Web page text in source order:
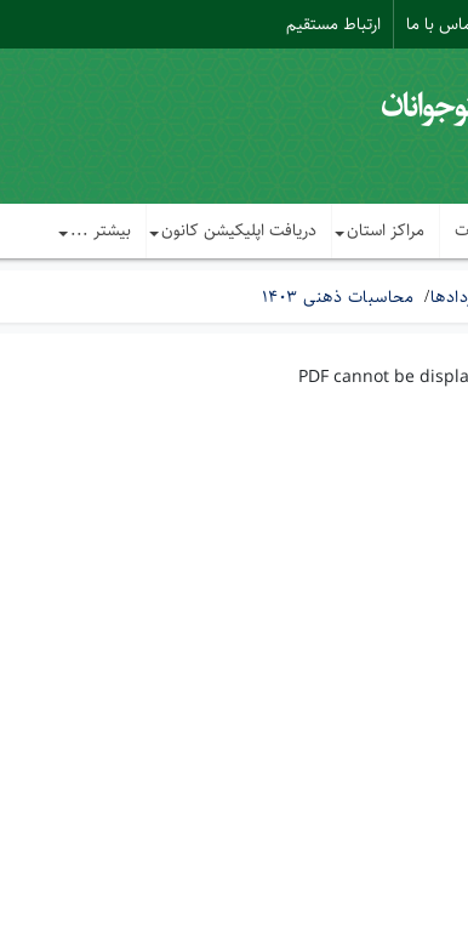
با ما ارتباط مستقیم
مراکز استان دریافت اپلیکیشن کانون بیشتر ...
محاسبات ذهنی 1403
PDF cannot be